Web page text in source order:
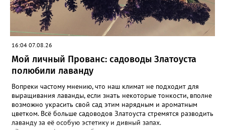
16:04 07.08.26
Мой личный Прованс: садоводы Златоуста
полюбили лаванду
Вопреки частому мнению, что наш климат не подходит для
выращивания лаванды, если знать некоторые тонкости, вполне
возможно украсить свой сад этим нарядным и ароматным
цветком. Всё больше садоводов Златоуста стремятся разводить
лаванду за её особую эстетику и дивный запах.